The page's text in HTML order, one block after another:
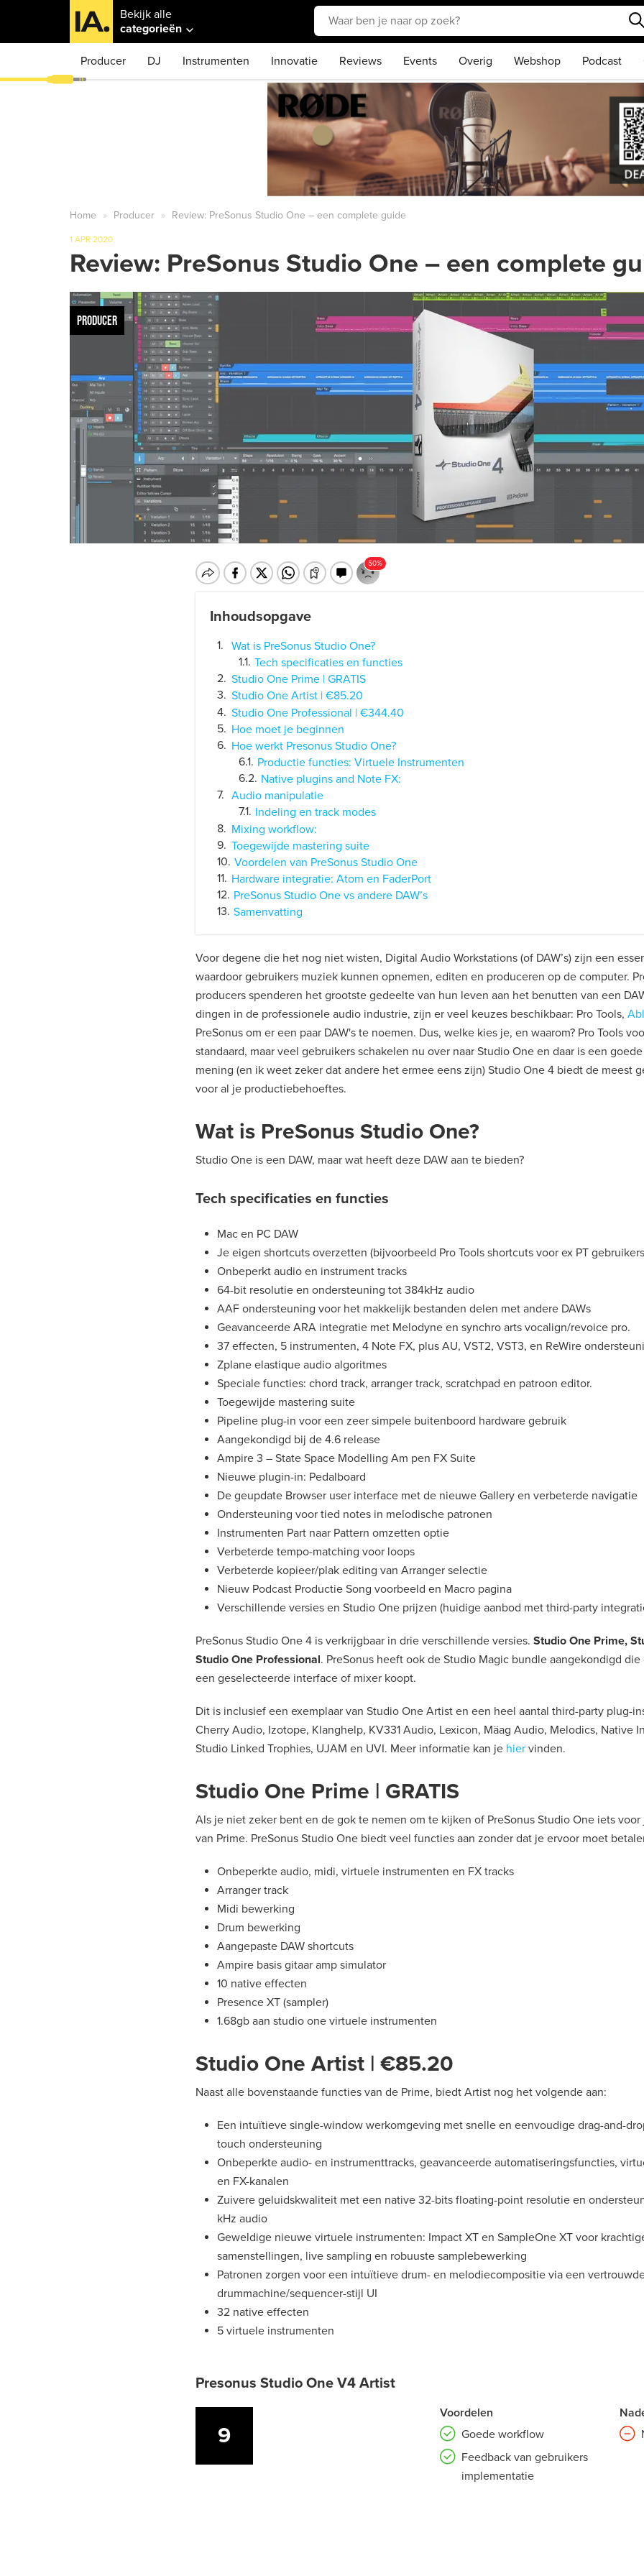
Bekijk alle
categorieën
Producer DJ Instrumenten Innovatie Reviews Events Overig Webshop Podcast
Home Producer Review: PreSonus Studio One – een complete guide
1 APR 2020
Review: PreSonus Studio One – een complete
PRODUCER
Inhoudsopgave
Wat is PreSonus Studio One?
Tech specificaties en functies
Studio One Prime | GRATIS
Studio One Artist | €85.20
Studio One Professional | €344.40
Hoe moet je beginnen
Hoe werkt Presonus Studio One?
Productie functies: Virtuele Instrumenten
Native plugins and Note FX:
Audio manipulatie
Indeling en track modes
Mixing workflow:
Toegewijde mastering suite
Voordelen van PreSonus Studio One
Hardware integratie: Atom en FaderPort
PreSonus Studio One vs andere DAW’s
Samenvatting
Voor degene die het nog niet wisten, Digital Audio Workstations (of DAW’s) zijn een
waardoor gebruikers muziek kunnen opnemen, editen en produceren op de computer.
producers spenderen het grootste gedeelte van hun leven aan het benutten van een
dingen in de professionele audio industrie, zijn er veel keuzes beschikbaar: Pro Tools,
PreSonus om er een paar DAW's te noemen. Dus, welke kies je, en waarom? Pro Tools
standaard, maar veel gebruikers schakelen nu over naar Studio One en daar is een
mening (en ik weet zeker dat andere het ermee eens zijn) Studio One 4 biedt de meest
voor al je productiebehoeftes.
Wat is PreSonus Studio One?
Studio One is een DAW, maar wat heeft deze DAW aan te bieden?
Tech specificaties en functies
Mac en PC DAW
Je eigen shortcuts overzetten (bijvoorbeeld Pro Tools shortcuts voor ex PT
Onbeperkt audio en instrument tracks
64-bit resolutie en ondersteuning tot 384kHz audio
AAF ondersteuning voor het makkelijk bestanden delen met andere DAWs
Geavanceerde ARA integratie met Melodyne en synchro arts vocalign/revoice pro.
37 effecten, 5 instrumenten, 4 Note FX, plus AU, VST2, VST3, en ReWire
Zplane elastique audio algoritmes
Speciale functies: chord track, arranger track, scratchpad en patroon editor.
Toegewijde mastering suite
Pipeline plug-in voor een zeer simpele buitenboord hardware gebruik
Aangekondigd bij de 4.6 release
Ampire 3 – State Space Modelling Am pen FX Suite
Nieuwe plugin-in: Pedalboard
De geupdate Browser user interface met de nieuwe Gallery en verbeterde navigatie
Ondersteuning voor tied notes in melodische patronen
Instrumenten Part naar Pattern omzetten optie
Verbeterde tempo-matching voor loops
Verbeterde kopieer/plak editing van Arranger selectie
Nieuw Podcast Productie Song voorbeeld en Macro pagina
Verschillende versies en Studio One prijzen (huidige aanbod met third-party
PreSonus Studio One 4 is verkrijgbaar in drie verschillende versies. Studio One Prime,
Studio One Professional. PreSonus heeft ook de Studio Magic bundle aangekondigd
een geselecteerde interface of mixer koopt.
Dit is inclusief een exemplaar van Studio One Artist en een heel aantal third-party plug-
Cherry Audio, Izotope, Klanghelp, KV331 Audio, Lexicon, Mäag Audio, Melodics, Native
Studio Linked Trophies, UJAM en UVI. Meer informatie kan je hier vinden.
Studio One Prime | GRATIS
Als je niet zeker bent en de gok te nemen om te kijken of PreSonus Studio One iets
van Prime. PreSonus Studio One biedt veel functies aan zonder dat je ervoor moet
Onbeperkte audio, midi, virtuele instrumenten en FX tracks
Arranger track
Midi bewerking
Drum bewerking
Aangepaste DAW shortcuts
Ampire basis gitaar amp simulator
10 native effecten
Presence XT (sampler)
1.68gb aan studio one virtuele instrumenten
Studio One Artist | €85.20
Naast alle bovenstaande functies van de Prime, biedt Artist nog het volgende aan:
Een intuïtieve single-window werkomgeving met snelle en eenvoudige drag-and-
touch ondersteuning
Onbeperkte audio- en instrumenttracks, geavanceerde automatiseringsfuncties,
en FX-kanalen
Zuivere geluidskwaliteit met een native 32-bits floating-point resolutie en
kHz audio
Geweldige nieuwe virtuele instrumenten: Impact XT en SampleOne XT voor
samenstellingen, live sampling en robuuste samplebewerking
Patronen zorgen voor een intuïtieve drum- en melodiecompositie via een
drummachine/sequencer-stijl UI
32 native effecten
5 virtuele instrumenten
Presonus Studio One V4 Artist
9
9
Voordelen
Goede workflow
Feedback van gebruikers
implementatie